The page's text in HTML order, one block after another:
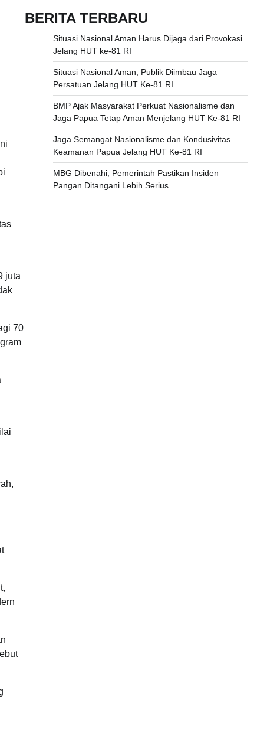
juta
70
BERITA TERBARU
Situasi Nasional Aman Harus Dijaga dari Provokasi
Jelang HUT ke-81 RI
Situasi Nasional Aman, Publik Diimbau Jaga
Persatuan Jelang HUT Ke-81 RI
BMP Ajak Masyarakat Perkuat Nasionalisme dan
Jaga Papua Tetap Aman Menjelang HUT Ke-81 RI
Jaga Semangat Nasionalisme dan Kondusivitas
Keamanan Papua Jelang HUT Ke-81 RI
MBG Dibenahi, Pemerintah Pastikan Insiden
Pangan Ditangani Lebih Serius